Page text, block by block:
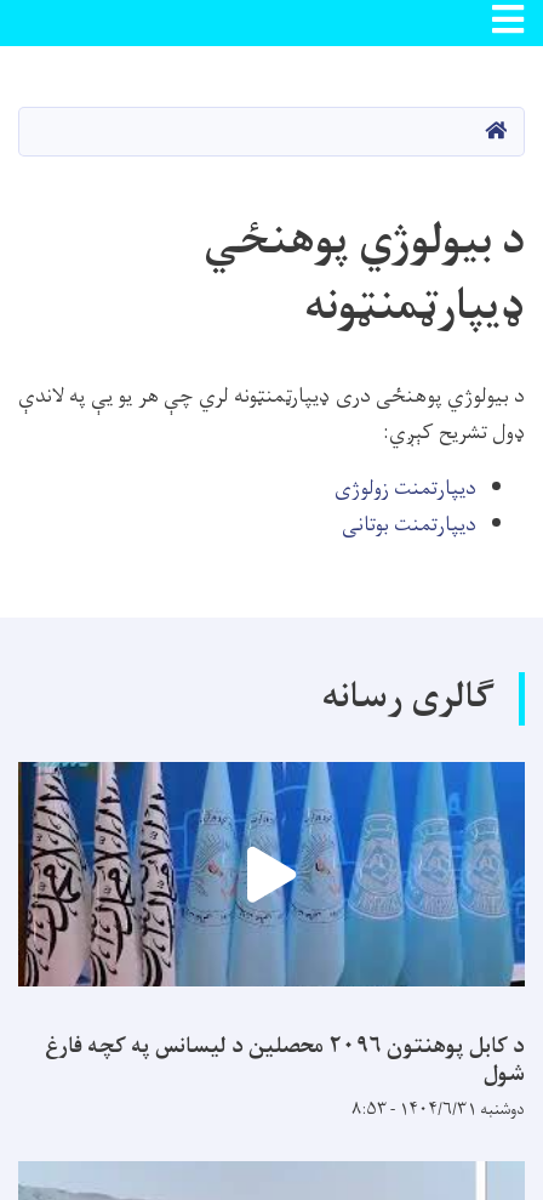
Toggle navigation
کور
د بیولوژي پوهنځي
ډیپارټمنټونه
د بیولوژي پوهنځی دری ډيپارټمنټونه لري چې هر یو یې په لاندې
ډول تشریح کېږي:
دیپارتمنت زولوژی
دیپارتمنت بوتانی
گالری رسانه
د کابل پوهنتون ۲۰۹۶ محصلین د لیسانس په کچه فارغ
شول
دوشنبه ۱۴۰۴/۶/۳۱ - ۸:۵۳